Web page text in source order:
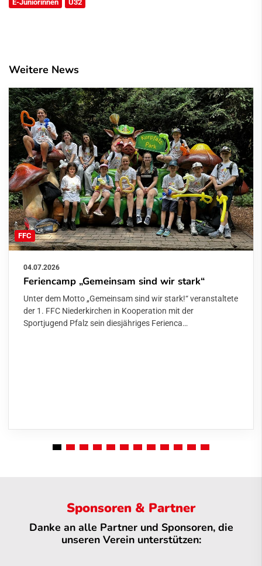
E-Juniorinnen Ü32
Weitere News
FFC
04.07.2026
Feriencamp „Gemeinsam sind wir stark“
Unter dem Motto „Gemeinsam sind wir stark!“ veranstaltete
der 1. FFC Niederkirchen in Kooperation mit der
Sportjugend Pfalz sein diesjähriges Ferienca…
Sponsoren & Partner
Danke an alle Partner und Sponsoren, die
unseren Verein unterstützen: